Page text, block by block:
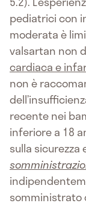
pediatrici con
moderata è
valsartan non
cardiaca e
non è
recente nei
inferiore a 18
sulla sicurezza
somministrato